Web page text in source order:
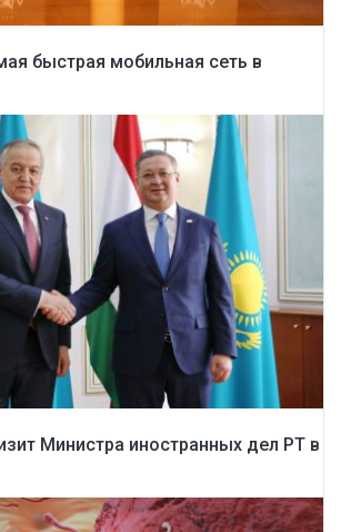
быстрая мобильная сеть в
Министра иностранных дел РТ в